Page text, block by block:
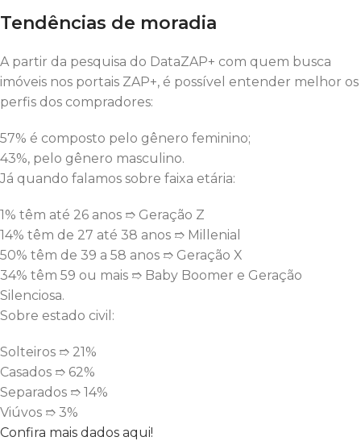
Tendências de moradia
A partir da pesquisa do DataZAP+ com quem busca
imóveis nos portais ZAP+, é possível entender melhor os
perfis dos compradores:
57% é composto pelo gênero feminino;
43%, pelo gênero masculino.
Já quando falamos sobre faixa etária:
1% têm até 26 anos ➱ Geração Z
14% têm de 27 até 38 anos ➱ Millenial
50% têm de 39 a 58 anos ➱ Geração X
34% têm 59 ou mais ➱ Baby Boomer e Geração
Silenciosa.
Sobre estado civil:
Solteiros ➱ 21%
Casados ➱ 62%
Separados ➱ 14%
Viúvos ➱ 3%
Confira mais dados aqui!